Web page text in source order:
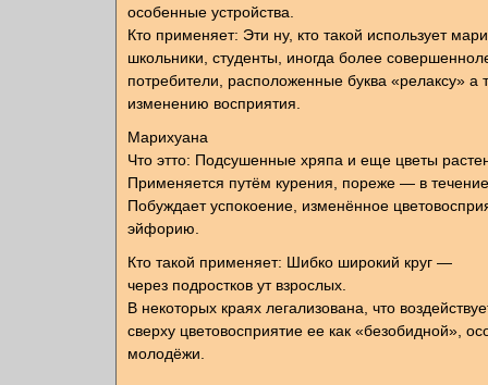
особенные устройства.
Кто применяет: Эти ну, кто такой использует
школьники, студенты, иногда более
потребители, расположенные буква «релаксу» а
изменению восприятия.
Марихуана
Что этто: Подсушенные хряпа и еще цветы
Применяется путём курения, пореже — в
Побуждает успокоение, изменённое
эйфорию.
Кто такой применяет: Шибко широкий круг —
через подростков ут взрослых.
В некоторых краях легализована, что
сверху цветовосприятие ее как «безобидной»,
молодёжи.